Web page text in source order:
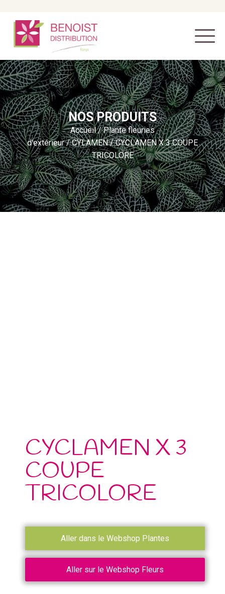
NOS PRODUITS
Accueil/Plante fleuries
d'extérieur/CYLAMEN/ CYCLAMEN X 3 COUPE
TRICOLORE
CYCLAMEN X 3
COUPE
TRICOLORE
Aller dans le Webshop Plantes
Aller sur le Webshop Fleurs